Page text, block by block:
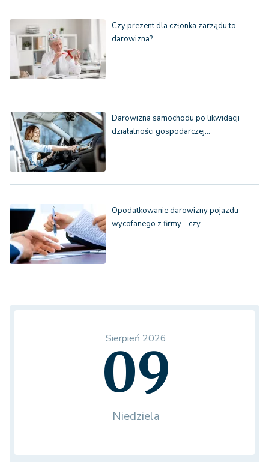
Czy prezent dla członka zarządu to
darowizna?
Darowizna samochodu po likwidacji
działalności gospodarczej…
Opodatkowanie darowizny pojazdu
wycofanego z firmy - czy…
Sierpień 2026
09
Niedziela